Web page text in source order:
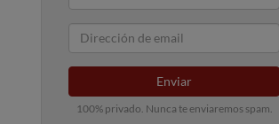
Enviar
100% privado. Nunca te enviaremos spam.